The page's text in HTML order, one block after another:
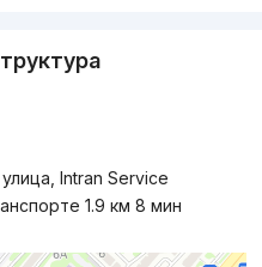
Intran Service
1.9 км 8 мин